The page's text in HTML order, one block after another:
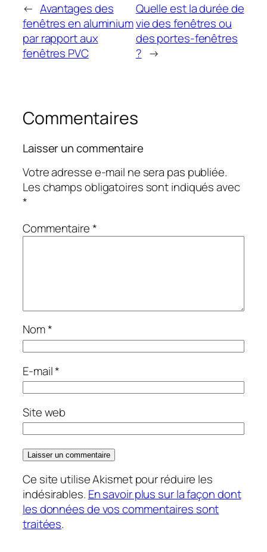
← Avantages des
fenêtres en aluminium
par rapport aux
fenêtres PVC
Quelle est la durée de
vie des fenêtres ou
des portes-fenêtres
? →
Commentaires
Laisser un commentaire
Votre adresse e-mail ne sera pas publiée.
Les champs obligatoires sont indiqués avec
*
Commentaire*
Nom*
E-mail*
Site web
Ce site utilise Akismet pour réduire les
indésirables. En savoir plus sur la façon dont
les données de vos commentaires sont
traitées.